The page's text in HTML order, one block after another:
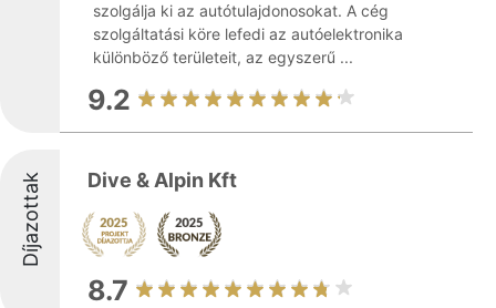
szolgálja ki az autótulajdonosokat. A cég
szolgáltatási köre lefedi az autóelektronika
különböző területeit, az egyszerű ...
9.2
Díjazottak Dive & Alpin Kft
8.7